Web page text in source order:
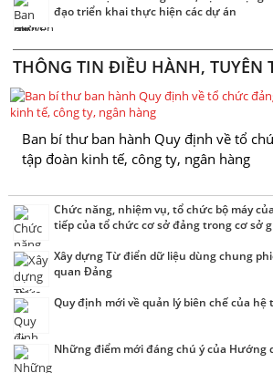
đạo triển khai thực hiện các dự án
THÔNG TIN ĐIỀU HÀNH, TUYÊN
ĐỘNG
Ban bí thư ban hành Quy định về tổ
tập đoàn kinh tế, công ty, ngân hàng
Chức năng, nhiệm vụ, tổ chức bộ máy
tiếp của tổ chức cơ sở đảng trong cơ sở
Xây dựng Từ điển dữ liệu dùng chung
quan Đảng
Quy định mới về quản lý biên chế của
Những điểm mới đáng chú ý của Hướng